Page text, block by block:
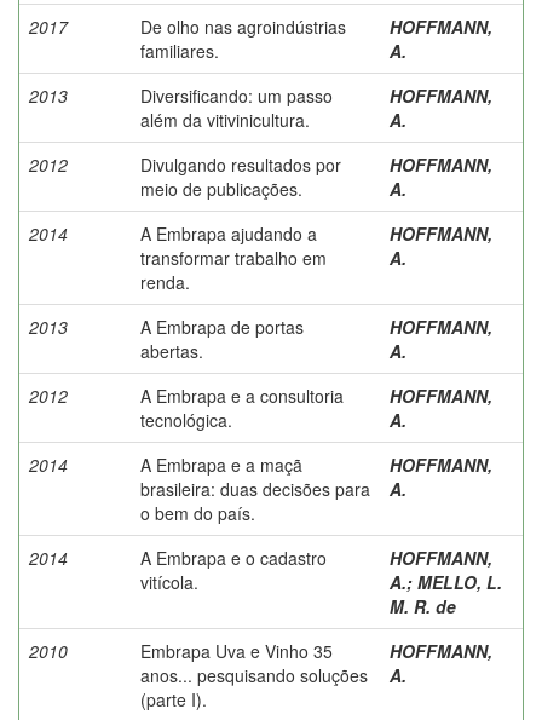
2017
De olho nas agroindústrias
familiares.
HOFFMANN,
A.
2013
Diversificando: um passo
além da vitivinicultura.
HOFFMANN,
A.
2012
Divulgando resultados por
meio de publicações.
HOFFMANN,
A.
2014
A Embrapa ajudando a
transformar trabalho em
renda.
HOFFMANN,
A.
2013
A Embrapa de portas
abertas.
HOFFMANN,
A.
2012
A Embrapa e a consultoria
tecnológica.
HOFFMANN,
A.
2014
A Embrapa e a maçã
brasileira: duas decisões para
o bem do país.
HOFFMANN,
A.
2014
A Embrapa e o cadastro
vitícola.
HOFFMANN,
A.; MELLO, L.
M. R. de
2010
Embrapa Uva e Vinho 35
anos... pesquisando soluções
(parte I).
HOFFMANN,
A.